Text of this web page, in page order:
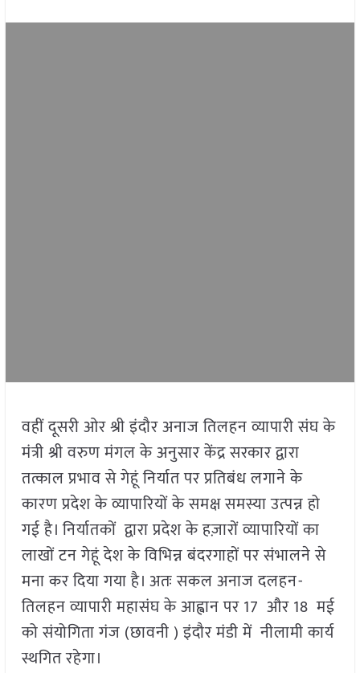
वहीं दूसरी ओर श्री इंदौर अनाज तिलहन व्यापारी संघ के
मंत्री श्री वरुण मंगल के अनुसार केंद्र सरकार द्वारा
तत्काल प्रभाव से गेहूं निर्यात पर प्रतिबंध लगाने के
कारण प्रदेश के व्यापारियों के समक्ष समस्या उत्पन्न हो
गई है। निर्यातकों द्वारा प्रदेश के हज़ारों व्यापारियों का
लाखों टन गेहूं देश के विभिन्न बंदरगाहों पर संभालने से
मना कर दिया गया है। अतः सकल अनाज दलहन-
तिलहन व्यापारी महासंघ के आह्वान पर 17 और 18 मई
को संयोगिता गंज (छावनी ) इंदौर मंडी में नीलामी कार्य
स्थगित रहेगा।